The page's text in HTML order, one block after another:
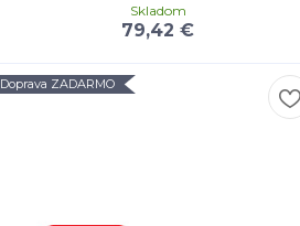
79,42 €
Skladom
Doprava ZADARMO